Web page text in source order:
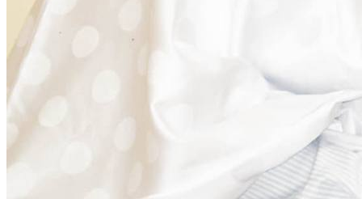
Citoyenneté
28 November 2025
Projet Parcours Citoyen: Rencontrer avec les
élus locaux